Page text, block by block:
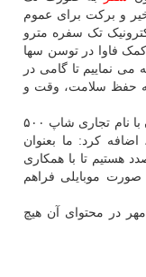
و برکت برای عموم
تک سفره مترو
کمک فاوا در توسن سها
می نماییم تا گامی در
حفظ سلامت، وقت و
مظاهری با بیان این که برای فین تک جدیدمان با نام تجاری شاپ ۵۰۰
کرد: ما بعنوان
هستیم تا با همکاری
موبایلی فراهم
در محتوای آن هیچ